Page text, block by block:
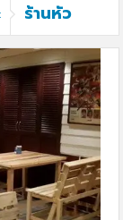
ร้านหัว